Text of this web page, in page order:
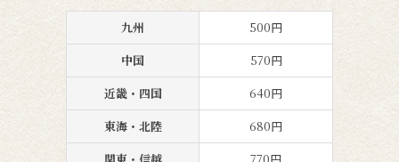
九州
中国
近畿・四国
東海・北陸
500円
570円
640円
680円